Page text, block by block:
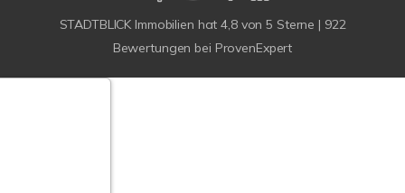
STADTBLICK Immobilien hat4,8von5 Sterne | 922
Bewertungen bei ProvenExpert